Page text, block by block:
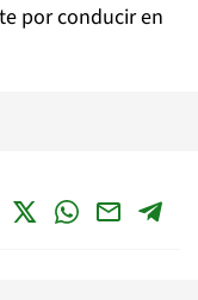
por conducir en